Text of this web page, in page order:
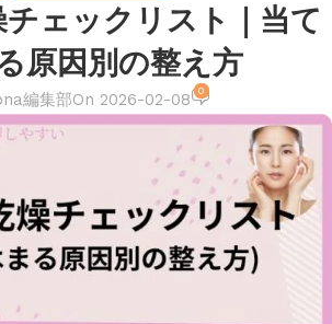
ェックリスト｜当て
原因別の整え方
編集部On 2026-02-08 0